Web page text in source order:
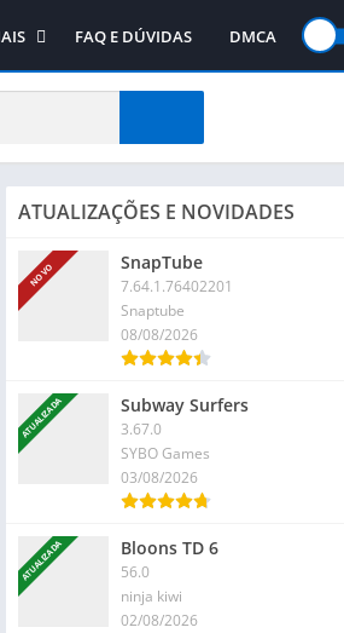
no WhatsApp
FAQ E DÚVIDAS DMCA
ATUALIZAÇÕES E NOVIDADES
NOVO SnapTube
7.64.1.76402201
Snaptube
08/08/2026
ATUALIZADA Subway Surfers
3.67.0
SYBO Games
03/08/2026
ATUALIZADA Bloons TD 6
56.0
ninja kiwi
02/08/2026